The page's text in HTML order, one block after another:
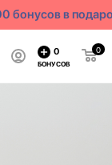
в подарок
0
0
БОНУСОВ